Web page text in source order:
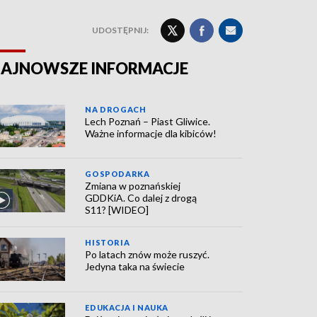
UDOSTĘPNIJ:
INFORMACJE
NA DROGACH
Lech Poznań – Piast Gliwice.
Ważne informacje dla kibiców!
GOSPODARKA
Zmiana w poznańskiej
GDDKiA. Co dalej z drogą
S11? [WIDEO]
HISTORIA
Po latach znów może ruszyć.
Jedyna taka na świecie
EDUKACJA I NAUKA